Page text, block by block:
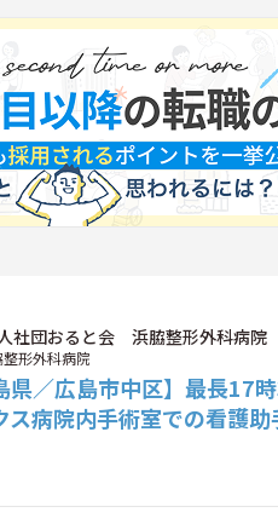
社団おると会 浜脇整形外科病院
形外科病院
県／広島市中区】最長17
ス病院内手術室での看護